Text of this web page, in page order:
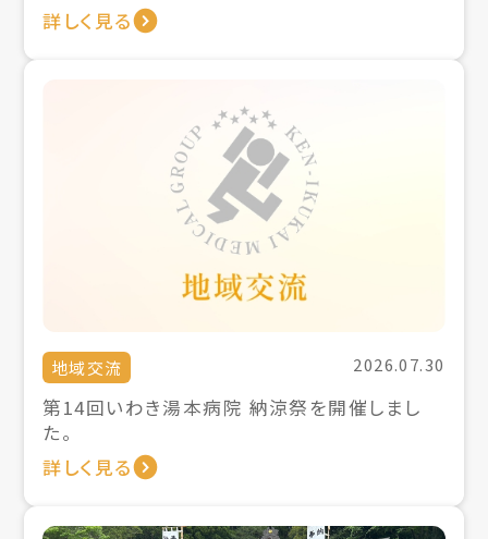
詳しく見る
地域交流 2026.07.30
第14回いわき湯本病院 納涼祭を開催しまし
た。
詳しく見る